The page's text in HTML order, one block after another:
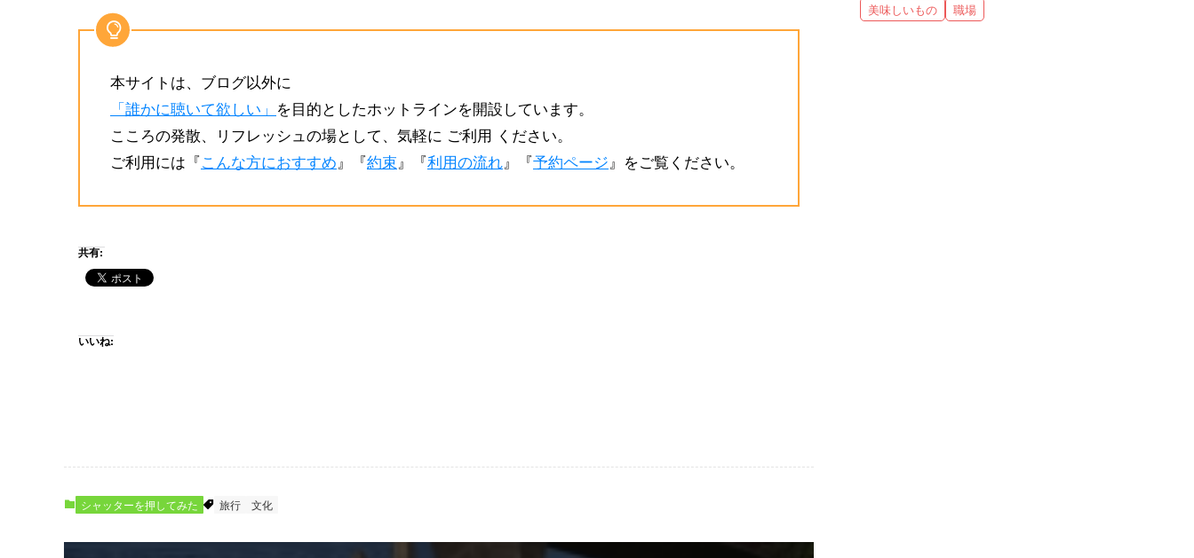
本サイトは、ブログ以外に
「誰かに聴いて欲しい」 を目的としたホットラインを開設しています。
こころの発散、リフレッシュの場として、気軽に ご利用 ください。
ご利用には『こんな方におすすめ』『約束』『利用の流れ』『予約ページ』をご覧ください。
共有:
いいね:
シャッターを押してみた 旅行 文化
美味しいもの
職場